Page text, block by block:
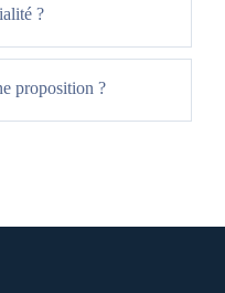
?
proposition ?